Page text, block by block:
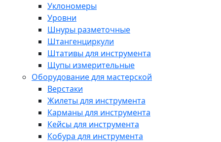
Уклономеры
Уровни
Шнуры разметочные
Штангенциркули
Штативы для инструмента
Щупы измерительные
Оборудование для мастерской
Верстаки
Жилеты для инструмента
Карманы для инструмента
Кейсы для инструмента
Кобура для инструмента